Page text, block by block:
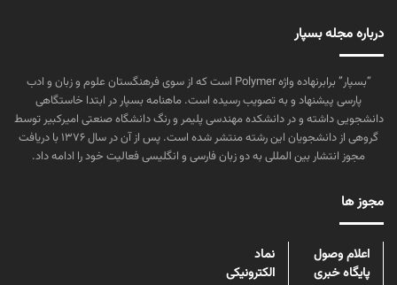
درباره مجله بسپار
“بسپار” برابرنهاده واژه Polymer است که از سوی فرهنگستان علوم و زبان و ادب
پارسی پیشنهاد و به تصویب رسیده است. ماهنامه بسپار در ابتدا خاستگاهی
دانشجویی داشته و در دانشکده مهندسی پلیمر و رنگ دانشگاه صنعتی امیرکبیر توسط
گروهی از دانشجویان این رشته منتشر شده است. پس از آن در سال ۱۳۷۶ با دریافت
مجوز انتشار بین المللی به دو زبان فارسی و انگلیسی فعالیت خود را ادامه داد.
مجوز ها
اعلام وصول
پایگاه خبری
نماد
الکترونیکی